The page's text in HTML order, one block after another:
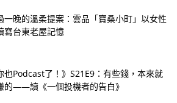
一晚的溫柔提案：雲品「寶桑小町」以女性
寫台東老屋記憶
也Podcast了！》S21E9：有些錢，本來就
的——讀《一個投機者的告白》